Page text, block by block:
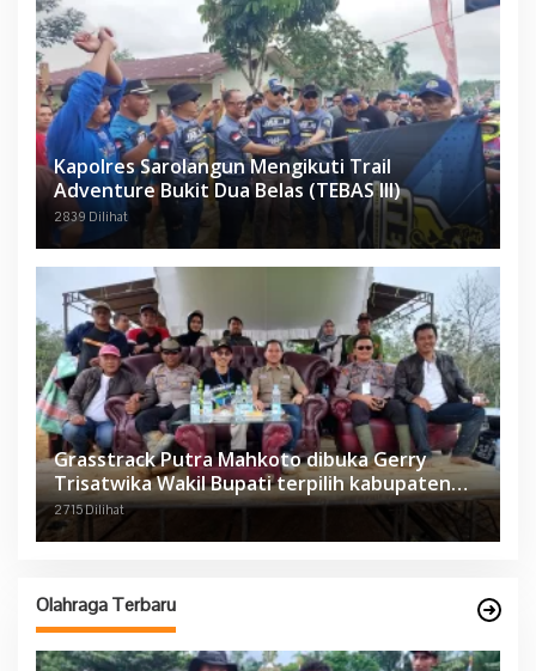
Kapolres Sarolangun Mengikuti Trail
Adventure Bukit Dua Belas (TEBAS III)
2839 Dilihat
Grasstrack Putra Mahkoto dibuka Gerry
Trisatwika Wakil Bupati terpilih kabupaten
Sarolangun
2715 Dilihat
Olahraga Terbaru